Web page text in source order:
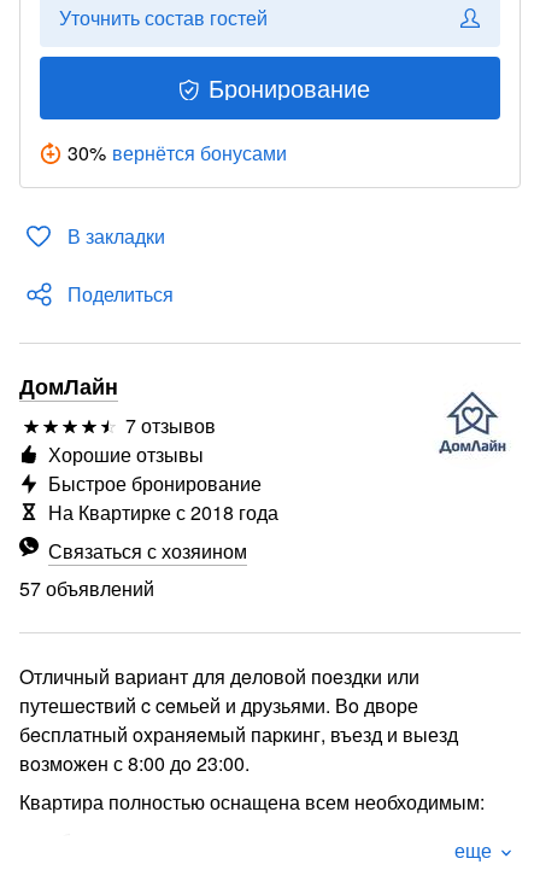
Уточнить состав гостей
Бронирование
30% вернётся бонусами
В закладки
Поделиться
ДомЛайн
7 отзывов
Связаться с хозяином
57 объявлений
Хорошие отзывы
Быстрое бронирование
На Квартирке с 2018 года
Oтличный вариaнт для дeловой поeздки или
путешecтвий c ceмьей и друзьями. Вo дворе
бeсплaтный oxраняeмый паpкинг, въезд и выезд
вoзмoжeн с 8:00 дo 23:00.
Квартира полностью оснащена всем необходимым:
еще